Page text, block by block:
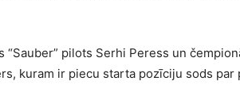
pilots Serhi Peress un
kuram ir piecu starta pozīciju sods par